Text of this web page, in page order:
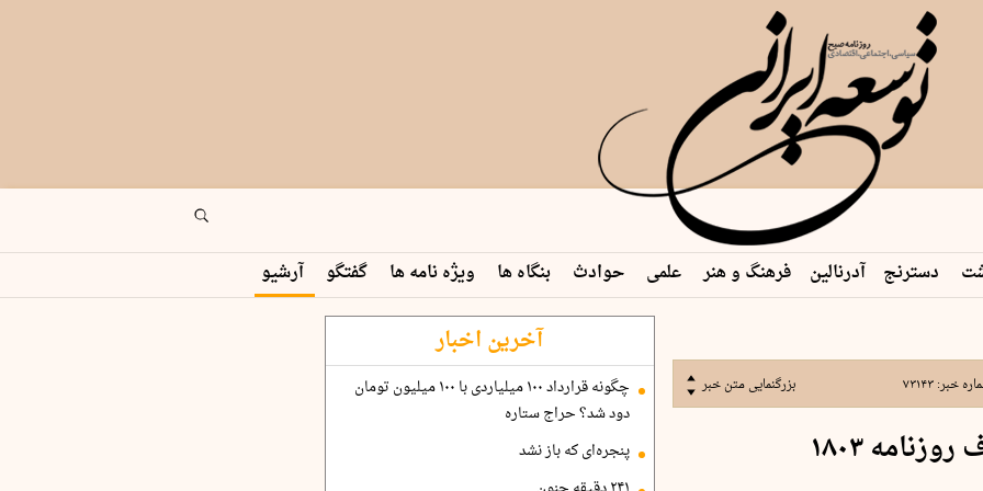
م…
دسترنج آدرنالین فرهنگ و هنر علمی حوادث بنگاه ها ویژه نامه ها گفتگو آرشیو
خبر:۷۳۱۴۳ بزرگنمایی متن خبر
۱۸۰۳
آخرین اخبار
چگونه قرارداد ۱۰۰ میلیاردی با ۱۰۰ میلیون تومان
دود شد؟ حراج ستاره
پنجره‌ای که باز نشد